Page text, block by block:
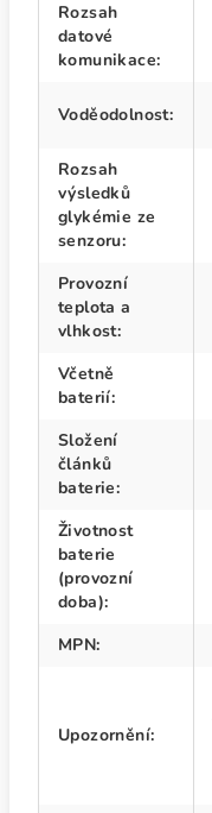
Rozsah
datové
komunikace:
Voděodolnost:
Rozsah
výsledků
glykémie ze
senzoru:
Provozní
teplota a
vlhkost:
Včetně
baterií:
Složení
článků
baterie:
Životnost
baterie
(provozní
doba):
MPN:
Upozornění: